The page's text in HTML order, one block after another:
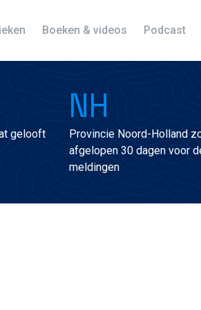
Boeken & videos Podcast
gelooft
NH
Provincie Noord-Holland
afgelopen 30 dagen voor
meldingen